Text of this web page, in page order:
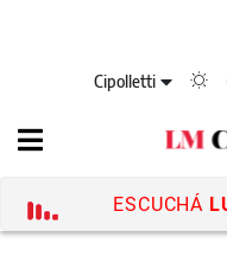
Cipolletti
ESCUCHÁ